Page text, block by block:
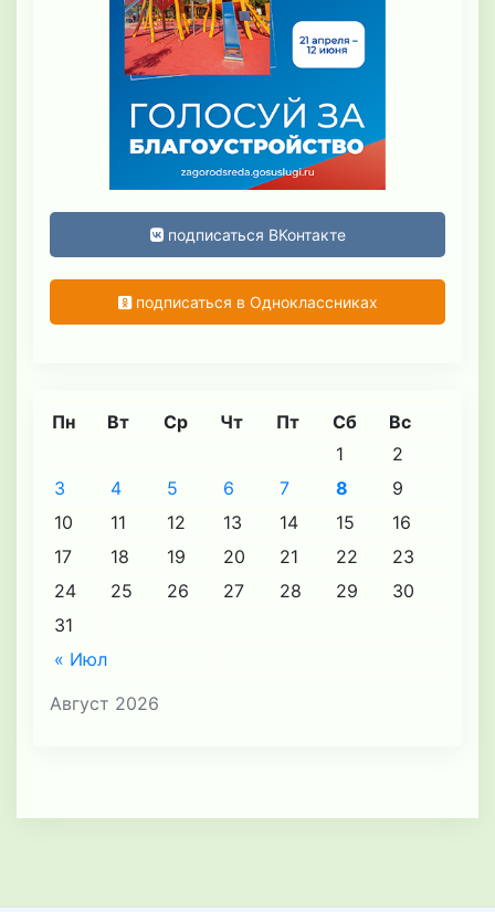
подписаться ВКонтакте
подписаться в Одноклассниках
Август 2026
Пн Вт Ср Чт Пт Сб Вс
« Июл
1
2
3
4 5 6 7 8
9
10
11 12 13 14 15
16
17
18 19 20 21 22
23
24
25 26 27 28 29
30
31